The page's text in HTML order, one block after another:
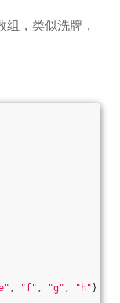
，类似洗牌，
, "f" , "g" , "h" }